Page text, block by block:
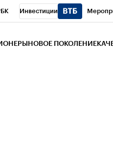
Инвестиции
НОВОЕ ПОКОЛЕНИЕ